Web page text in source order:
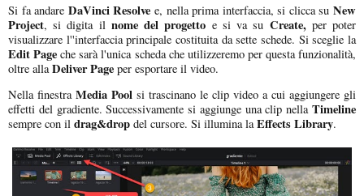
Si fa andare DaVinci Resolve e, nella prima interfaccia, si clicca su New
Project, si digita il nome del progetto e si va su Create, per poter
visualizzare l''interfaccia principale costituita da sette schede. Si sceglie la
Edit Page che sarà l'unica scheda che utilizzeremo per questa funzionalità,
oltre alla Deliver Page per esportare il video.
Nella finestraMedia Pool si trascinano le clip video a cui aggiungere gli
effetti del gradiente. Successivamente si aggiunge una clip nella Timeline
sempre con il drag&drop del cursore. Si illumina laEffects Library.